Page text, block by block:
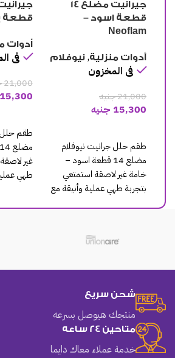
قطعة بيج – خامة
بتجربة
مع طقم
قطعة رصاصي –
Neoflam
أدوات منزلية, نيوفلام
فى المخزون
21,000
15,300
طقم حلل جرانيت نيوفلام
مضلع 14 قطعة رصاصي –
خامة غير لاصقة استمتعي
بتجربة طهي عملية وأنيقة مع
شحن سريع
منتجك هيوصل بسرعه
متاحين 24 ساعه
خدمة عملاء معاك دايما